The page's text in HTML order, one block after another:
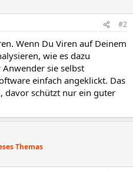
#2
Wenn Du Viren auf Deinem
wie es dazu
sie selbst
einfach angeklickt. Das
davor schützt nur ein guter
Themas